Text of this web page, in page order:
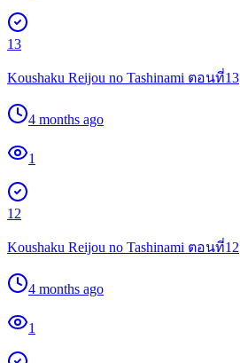
13
Koushaku Reijou no Tashinami ตอนที่13
4 months ago
1
12
Koushaku Reijou no Tashinami ตอนที่12
4 months ago
1